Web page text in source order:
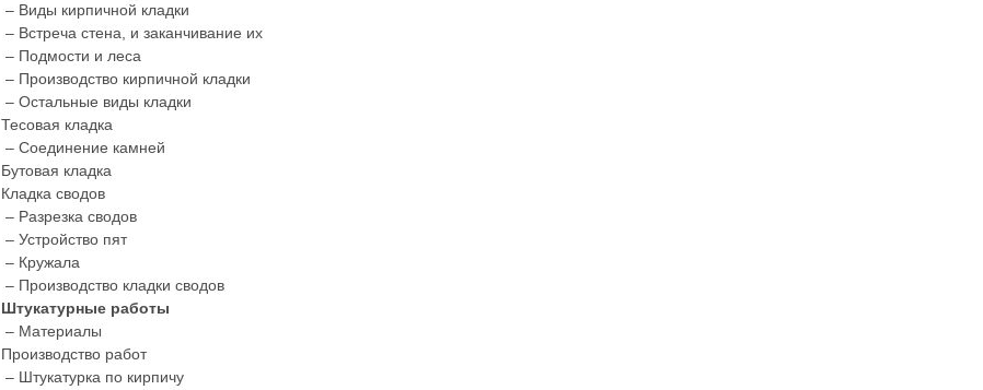
– Виды кирпичной кладки
– Встреча стена, и заканчивание их
– Подмости и леса
– Производство кирпичной кладки
– Остальные виды кладки
Тесовая кладка
– Соединение камней
Бутовая кладка
Кладка сводов
– Разрезка сводов
– Устройство пят
– Кружала
– Производство кладки сводов
Штукатурные работы
– Материалы
Производство работ
– Штукатурка по кирпичу